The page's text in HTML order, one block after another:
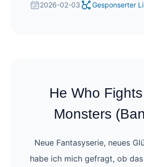
2026-02-03 Gesponserter
He Who
Monsters
Neue Fantasyserie, neues
habe ich mich gefragt, ob